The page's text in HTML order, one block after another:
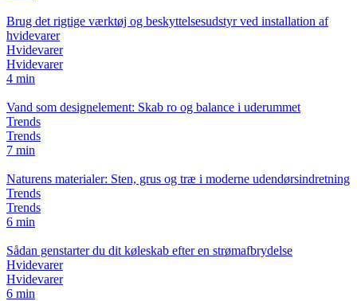
Brug det rigtige værktøj og beskyttelsesudstyr ved installation af
hvidevarer
Hvidevarer
Hvidevarer
4 min
Vand som designelement: Skab ro og balance i uderummet
Trends
Trends
7 min
Naturens materialer: Sten, grus og træ i moderne udendørsindretning
Trends
Trends
6 min
Sådan genstarter du dit køleskab efter en strømafbrydelse
Hvidevarer
Hvidevarer
6 min